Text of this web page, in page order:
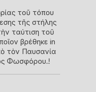
τοῦ τόπου
τῆς στήλης
ταύτιση τοῦ
βρέθηκε in
τὸν Παυσανία
Φωσφόρου.!